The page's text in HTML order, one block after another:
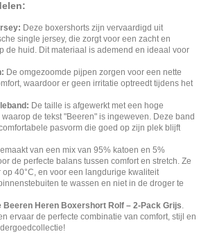
Deze boxershorts zijn vervaardigd uit
single jersey, die zorgt voor een zacht en
de huid. Dit materiaal is ademend en ideaal voor
De omgezoomde pijpen zorgen voor een nette
waardoor er geen irritatie optreedt tijdens het
De taille is afgewerkt met een hoge
de tekst "Beeren" is ingeweven. Deze band
pasvorm die goed op zijn plek blijft
van een mix van 95% katoen en 5%
de perfecte balans tussen comfort en stretch. Ze
40°C, en voor een langdurige kwaliteit
te wassen en niet in de droger te
Beeren Heren Boxershort Rolf – 2-Pack Grijs.
ervaar de perfecte combinatie van comfort, stijl en